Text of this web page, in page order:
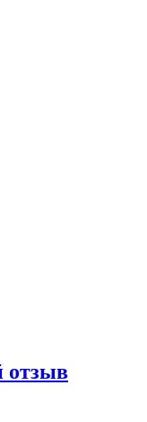
отзыв